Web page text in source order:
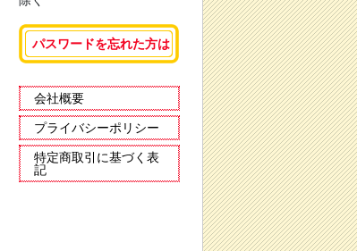
パスワードを忘れた方は
会社概要
プライバシーポリシー
特定商取引に基づく表
記